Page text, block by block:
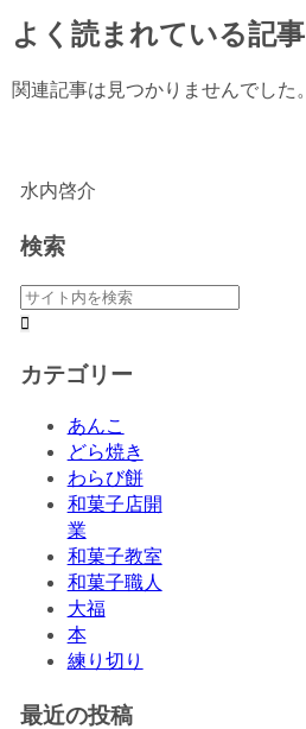
よく読まれている記事
関連記事は見つかりませんでした。
水内啓介
検索
カテゴリー
あんこ
どら焼き
わらび餅
和菓子店開
業
和菓子教室
和菓子職人
大福
本
練り切り
最近の投稿